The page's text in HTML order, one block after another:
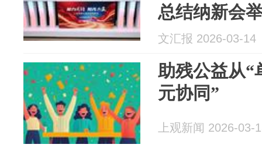
总结纳新会
文汇报 2026-03-14
助残公益从“
元协同”
上观新闻 2026-03-